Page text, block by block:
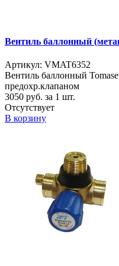
Вентиль баллонный
Артикул: VMAT6352
Вентиль баллонный
предохр.клапаном
3050 руб. за 1 шт.
Отсутствует
В корзину